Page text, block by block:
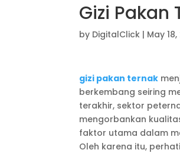
Gizi
by DigitalClick | May
gizi pakan ternak
berkembang seiring
terakhir, sektor
mengorbankan
faktor utama dalam
Oleh karena itu,